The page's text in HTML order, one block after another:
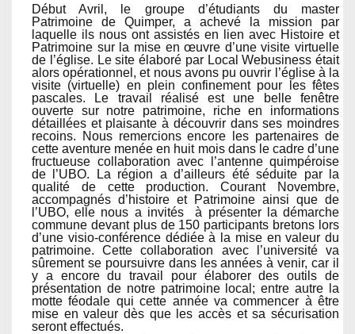
Début Avril, le groupe d’étudiants du master
Patrimoine de Quimper, a achevé la mission par
laquelle ils nous ont assistés en lien avec Histoire et
Patrimoine sur la mise en œuvre d’une visite virtuelle
de l’église. Le site élaboré par Local Webusiness était
alors opérationnel, et nous avons pu ouvrir l’église à la
visite (virtuelle) en plein confinement pour les fêtes
pascales. Le travail réalisé est une belle fenêtre
ouverte sur notre patrimoine, riche en informations
détaillées et plaisante à découvrir dans ses moindres
recoins. Nous remercions encore les partenaires de
cette aventure menée en huit mois dans le cadre d’une
fructueuse collaboration avec l’antenne quimpéroise
de l’UBO. La région a d’ailleurs été séduite par la
qualité de cette production. Courant Novembre,
accompagnés d’histoire et Patrimoine ainsi que de
l’UBO, elle nous a invités à présenter la démarche
commune devant plus de 150 participants bretons lors
d’une visio-conférence dédiée à la mise en valeur du
patrimoine. Cette collaboration avec l’université va
sûrement se poursuivre dans les années à venir, car il
y a encore du travail pour élaborer des outils de
présentation de notre patrimoine local; entre autre la
motte féodale qui cette année va commencer à être
mise en valeur dès que les accès et sa sécurisation
seront effectués.